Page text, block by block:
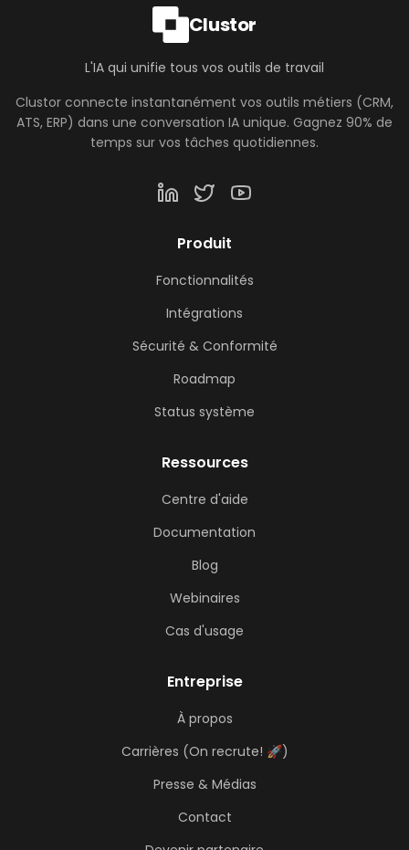
Clustor
L'IA qui unifie tous vos outils de travail
Clustor connecte instantanément vos outils métiers (CRM,
ATS, ERP) dans une conversation IA unique. Gagnez 90% de
temps sur vos tâches quotidiennes.
Produit
Fonctionnalités
Intégrations
Sécurité & Conformité
Roadmap
Status système
Ressources
Centre d'aide
Documentation
Blog
Webinaires
Cas d'usage
Entreprise
À propos
Carrières (On recrute! 🚀)
Presse & Médias
Contact